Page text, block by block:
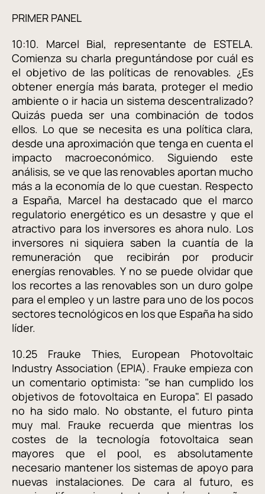
PRIMER PANEL
10:10. Marcel Bial, representante de ESTELA.
Comienza su charla preguntándose por cuál es
el objetivo de las políticas de renovables. ¿Es
obtener energía más barata, proteger el medio
ambiente o ir hacia un sistema descentralizado?
Quizás pueda ser una combinación de todos
ellos. Lo que se necesita es una política clara,
desde una aproximación que tenga en cuenta el
impacto macroeconómico. Siguiendo este
análisis, se ve que las renovables aportan mucho
más a la economía de lo que cuestan. Respecto
a España, Marcel ha destacado que el marco
regulatorio energético es un desastre y que el
atractivo para los inversores es ahora nulo. Los
inversores ni siquiera saben la cuantía de la
remuneración que recibirán por producir
energías renovables. Y no se puede olvidar que
los recortes a las renovables son un duro golpe
para el empleo y un lastre para uno de los pocos
sectores tecnológicos en los que España ha sido
líder.
10.25 Frauke Thies, European Photovoltaic
Industry Association (EPIA). Frauke empieza con
un comentario optimista: "se han cumplido los
objetivos de fotovoltaica en Europa". El pasado
no ha sido malo. No obstante, el futuro pinta
muy mal. Frauke recuerda que mientras los
costes de la tecnología fotovoltaica sean
mayores que el pool, es absolutamente
necesario mantener los sistemas de apoyo para
nuevas instalaciones. De cara al futuro, es